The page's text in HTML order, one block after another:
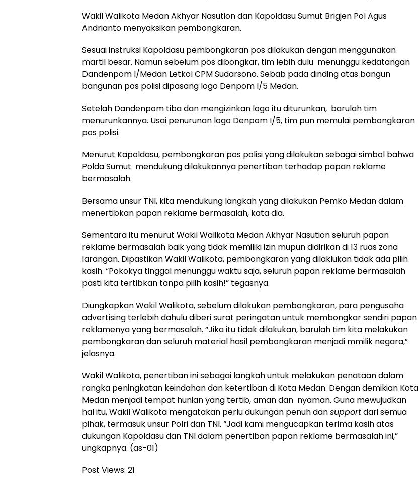
Wakil Walikota Medan Akhyar Nasution dan Kapoldasu Sumut Brigjen Pol Agus
Andrianto menyaksikan pembongkaran.
Sesuai instruksi Kapoldasu pembongkaran pos dilakukan dengan menggunakan
martil besar. Namun sebelum pos dibongkar, tim lebih dulu menunggu kedatangan
Dandenpom I/Medan Letkol CPM Sudarsono. Sebab pada dinding atas bangun
bangunan pos polisi dipasang logo Denpom I/5 Medan.
Setelah Dandenpom tiba dan mengizinkan logo itu diturunkan, barulah tim
menurunkannya. Usai penurunan logo Denpom I/5, tim pun memulai pembongkaran
pos polisi.
Menurut Kapoldasu, pembongkaran pos polisi yang dilakukan sebagai simbol bahwa
Polda Sumut mendukung dilakukannya penertiban terhadap papan reklame
bermasalah.
Bersama unsur TNI, kita mendukung langkah yang dilakukan Pemko Medan dalam
menertibkan papan reklame bermasalah, kata dia.
Sementara itu menurut Wakil Walikota Medan Akhyar Nasution seluruh papan
reklame bermasalah baik yang tidak memiliki izin mupun didirikan di 13 ruas zona
larangan. Dipastikan Wakil Walikota, pembongkaran yang dilaklukan tidak ada pilih
kasih. “Pokokya tinggal menunggu waktu saja, seluruh papan reklame bermasalah
pasti kita tertibkan tanpa pilih kasih!” tegasnya.
Diungkapkan Wakil Walikota, sebelum dilakukan pembongkaran, para pengusaha
advertising terlebih dahulu diberi surat peringatan untuk membongkar sendiri papan
reklamenya yang bermasalah. “Jika itu tidak dilakukan, barulah tim kita melakukan
pembongkaran dan seluruh material hasil pembongkaran menjadi mmilik negara,”
jelasnya.
Wakil Walikota, penertiban ini sebagai langkah untuk melakukan penataan dalam
rangka peningkatan keindahan dan ketertiban di Kota Medan. Dengan demikian Kota
Medan menjadi tempat hunian yang tertib, aman dan nyaman. Guna mewujudkan
hal itu, Wakil Walikota mengatakan perlu dukungan penuh dansupportdari semua
pihak, termasuk unsur Polri dan TNI. “Jadi kami mengucapkan terima kasih atas
dukungan Kapoldasu dan TNI dalam penertiban papan reklame bermasalah ini,”
ungkapnya. (as-01)
Post Views: 21